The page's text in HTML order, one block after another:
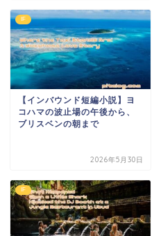
IF
【インバウンド短編小説】ヨ
コハマの波止場の午後から、
ブリスベンの朝まで
2026年5月30日
IF